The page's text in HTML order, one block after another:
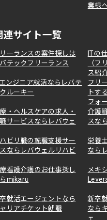
業様
連サイト一覧
ーランスの案件探しは
テックフリーランス
ITの
（フ
ス紹
ンジニア就活ならレバテ
ルーキー
フリ
トす
フォ
・ヘルスケアの求人・
サービスならレバウェ
介護
スな
ビリ職の転職支援サー
ならレバウェルリハビ
栄養
なら
看護介護のお仕事探し
mikaru
メキ
就活エージェントなら
リアチケット就職
新卒
なら
ェ